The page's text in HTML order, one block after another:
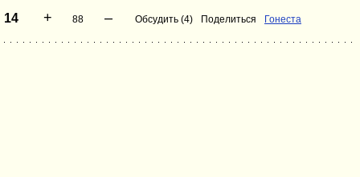
14 + 88 – Обсудить (4) Поделиться Гонеста